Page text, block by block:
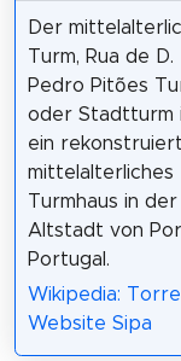
Der
Turm, Rua de D.
Pedro Pitões
oder Stadtturm
ein
mittelalterliches
Turmhaus in der
Altstadt von
Portugal.
Wikipedia:
Website Sipa